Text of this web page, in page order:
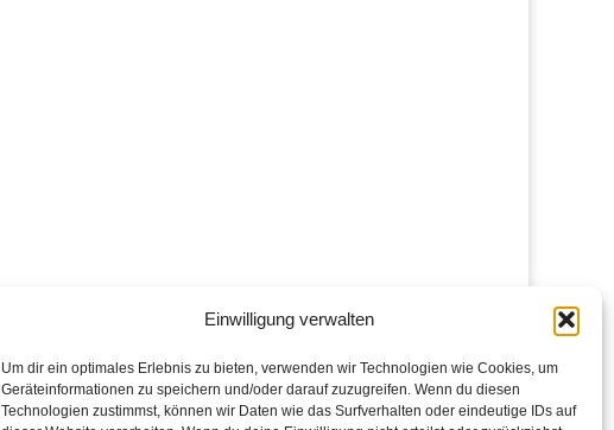
Einwilligung verwalten
Um dir ein optimales Erlebnis zu bieten, verwenden wir Technologien wie Cookies, um
Geräteinformationen zu speichern und/oder darauf zuzugreifen. Wenn du diesen
Technologien zustimmst, können wir Daten wie das Surfverhalten oder eindeutige IDs auf